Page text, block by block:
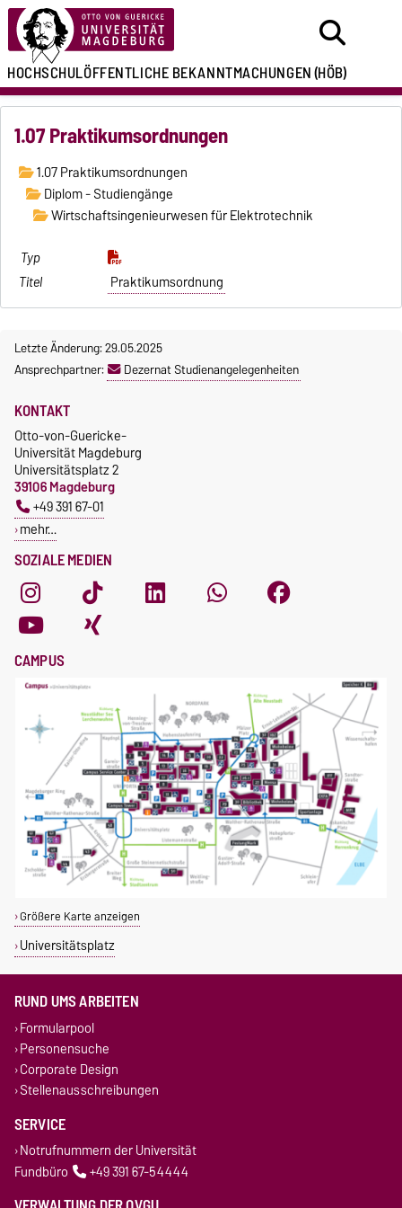
HOCHSCHULÖFFENTLICHEBEKANNTMACHUNGEN(HÖB)
1.07 Praktikumsordnungen
1.07 Praktikumsordnungen
Diplom - Studiengänge
Wirtschaftsingenieurwesen für Elektrotechnik
Praktikumsordnung
Letzte Änderung: 29.05.2025
Ansprechpartner:
Dezernat Studienangelegenheiten
SOZIALE MEDIEN
KONTAKT
Otto-von-Guericke-
Universität Magdeburg
Universitätsplatz 2
39106 Magdeburg
+49 391 67-01
mehr…
CAMPUS
Größere Karte anzeigen
Universitätsplatz
RUND UMS ARBEITEN
Formularpool
Personensuche
Corporate Design
Stellenausschreibungen
SERVICE
Notrufnummern der Universität
Fundbüro
+49 391 67-54444